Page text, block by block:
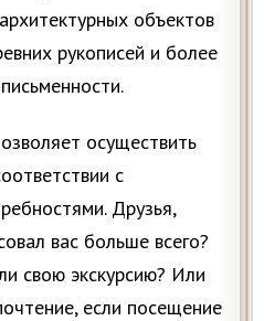
объектов
рукописей и более
осуществить
с
Друзья,
вас больше всего?
свою экскурсию? Или
если посещение